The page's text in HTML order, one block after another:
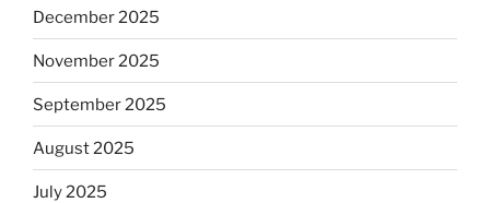
December 2025
November 2025
September 2025
August 2025
July 2025